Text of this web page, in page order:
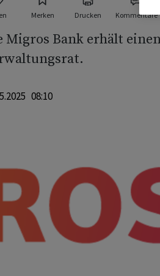
Merken Drucken Kommentare
Migros Bank erhält
08:10